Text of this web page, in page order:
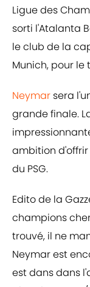
Ligue des
sorti l'Atalanta
le club de la
Munich, pour
Neymar sera
grande finale.
ambition d'offrir
du PSG.
Edito de la
champions
trouvé, il ne
Neymar est
est dans dans